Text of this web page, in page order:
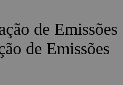
de Emissões